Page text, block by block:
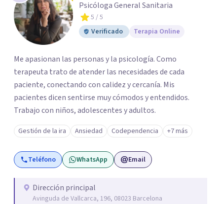
Psicóloga General Sanitaria
5 / 5
Verificado
Terapia Online
Me apasionan las personas y la psicología. Como
terapeuta trato de atender las necesidades de cada
paciente, conectando con calidez y cercanía. Mis
pacientes dicen sentirse muy cómodos y entendidos.
Trabajo con niños, adolescentes y adultos.
Gestión de la ira Ansiedad Codependencia +7 más
Teléfono WhatsApp Email
Dirección principal
Avinguda de Vallcarca, 196, 08023 Barcelona